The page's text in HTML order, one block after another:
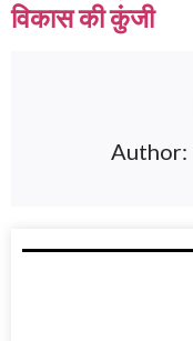
विकास की कुंजी
Author: